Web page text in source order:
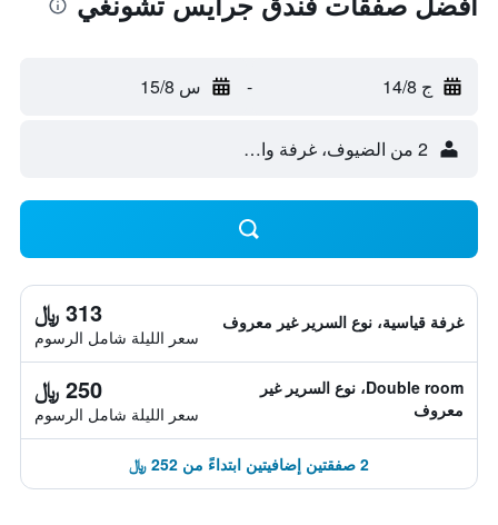
ج 14/8 - س 15/8
2 من الضيوف، غرفة واحدة
غرفة قياسية، نوع السرير غير معروف 313 ﷼
سعر الليلة شامل الرسوم
Double room، نوع السرير غير
معروف
250 ﷼
سعر الليلة شامل الرسوم
2 صفقتين إضافيتين ابتداءً من 252 ﷼